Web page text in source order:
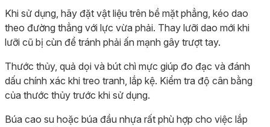
Khi sử dụng, hãy đặt vật liệu trên bề mặt phẳng, kéo dao
theo đường thẳng với lực vừa phải. Thay lưỡi dao mới khi
lưỡi cũ bị cùn để tránh phải ấn mạnh gây trượt tay.
Thước thủy, quả dọi và bút chì mực giúp đo đạc và đánh
dấu chính xác khi treo tranh, lắp kệ. Kiểm tra độ cân bằng
của thước thủy trước khi sử dụng.
Búa cao su hoặc búa đầu nhựa rất phù hợp cho việc lắp